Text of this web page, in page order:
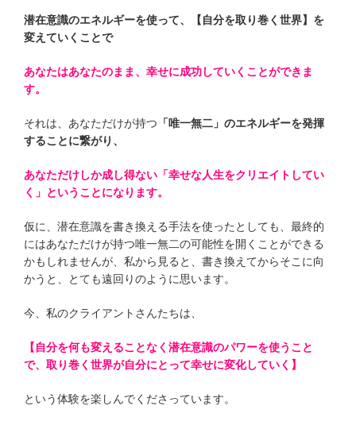
潜在意識のエネルギーを使って、【自分を取り巻く世界】を
変えていくことで
あなたはあなたのまま、幸せに成功していくことができま
す。
それは、あなただけが持つ 「唯一無二」のエネルギーを発揮
することに繋がり、
あなただけしか成し得ない「幸せな人生をクリエイトしてい
く」ということになります。
仮に、潜在意識を書き換える手法を使ったとしても、最終的
にはあなただけが持つ唯一無二の可能性を開くことができる
かもしれませんが、私から見ると、書き換えてからそこに向
かうと、とても遠回りのように思います。
今、私のクライアントさんたちは、
【自分を何も変えることなく潜在意識のパワーを使うこと
で、取り巻く世界が自分にとって幸せに変化していく】
という体験を楽しんでくださっています。